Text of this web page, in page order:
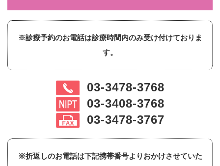
※診療予約のお電話は診療時間内のみ受け付けておりま
す。
03-3478-3768
03-3408-3768
03-3478-3767
※折返しのお電話は下記携帯番号よりおかけさせていた